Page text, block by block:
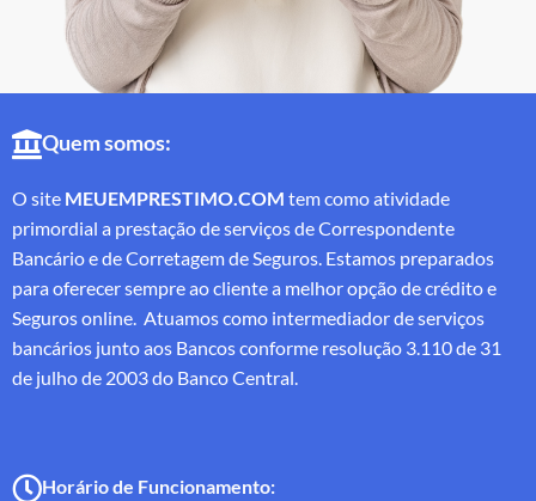
Quem somos:
O site MEUEMPRESTIMO.COM tem como atividade
primordial a prestação de serviços de Correspondente
Bancário e de Corretagem de Seguros. Estamos preparados
para oferecer sempre ao cliente a melhor opção de crédito e
Seguros online. Atuamos como intermediador de serviços
bancários junto aos Bancos conforme resolução 3.110 de 31
de julho de 2003 do Banco Central.
Horário de Funcionamento: